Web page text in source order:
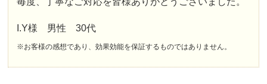
I.Y様 男性 30代
※お客様の感想であり、効果効能を保証するものではありません。